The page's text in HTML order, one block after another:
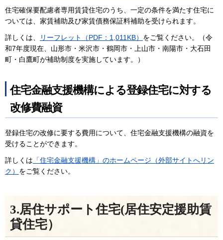
住宅確保要配慮者専用賃貸住宅のうち、一定の条件を満たす住宅に
ついては、家賃補助及び家賃債務保証料補助を受けられます。
詳しくは、 リーフレット（PDF：1,011KB） をご覧ください。（令
和7年度現在、山形市・米沢市・鶴岡市・上山市・南陽市・大石田
町・白鷹町が補助制度を実施しています。）
住宅金融支援機構による登録住宅に対する
改修費融資
登録住宅の改修に要する費用について、住宅金融支援機構の融資を
受けることができます。
詳しくは 「住宅金融支援機構」のホームページ（外部サイトへリン
ク） をご覧ください。
3.居住サポート住宅(居住安定援助賃
貸住宅）